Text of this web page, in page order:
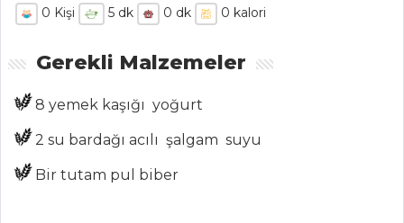
ANASAYFA
BLOG
Medya
Aktüel
0 Kişi 5 dk 0 dk 0 kalori
Gerekli Malzemeler
8 yemek kaşığı yoğurt
2 su bardağı acılı şalgam suyu
Bir tutam pul biber